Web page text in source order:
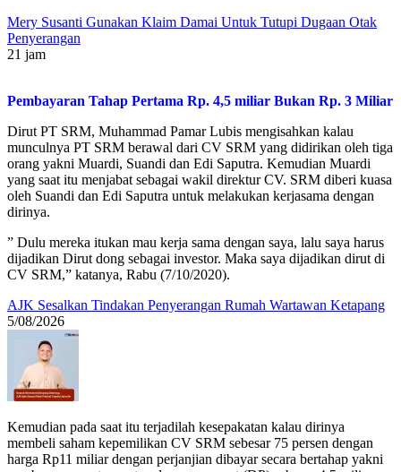
Mery Susanti Gunakan Klaim Damai Untuk Tutupi Dugaan Otak
Penyerangan
21 jam
Pembayaran Tahap Pertama Rp. 4,5 miliar Bukan Rp. 3 Miliar
Dirut PT SRM, Muhammad Pamar Lubis mengisahkan kalau
munculnya PT SRM berawal dari CV SRM yang didirikan oleh tiga
orang yakni Muardi, Suandi dan Edi Saputra. Kemudian Muardi
yang saat itu menjabat sebagai wakil direktur CV. SRM diberi kuasa
oleh Suandi dan Edi Saputra untuk melakukan kerjasama dengan
dirinya.
” Dulu mereka itukan mau kerja sama dengan saya, lalu saya harus
dijadikan Dirut dong sebagai investor. Maka saya dijadikan dirut di
CV SRM,” katanya, Rabu (7/10/2020).
AJK Sesalkan Tindakan Penyerangan Rumah Wartawan Ketapang
5/08/2026
Kemudian pada saat itu terjadilah kesepakatan kalau dirinya
membeli saham kepemilikan CV SRM sebesar 75 persen dengan
harga Rp11 miliar dengan perjanjian dibayar secara bertahap yakni